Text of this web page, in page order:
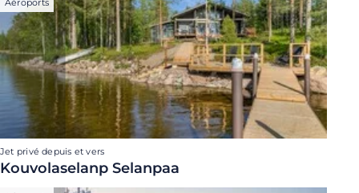
Jet privé depuis et vers
Kouvolaselanp Selanpaa